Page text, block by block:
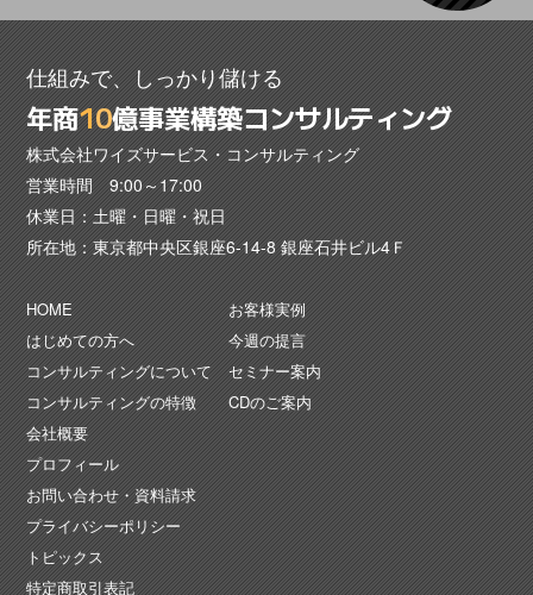
仕組みで、しっかり儲ける
年商10億事業構築コンサルティング
株式会社ワイズサービス・コンサルティング
営業時間 9:00～17:00
休業日：土曜・日曜・祝日
所在地：東京都中央区銀座6-14-8 銀座石井ビル4Ｆ
HOME
はじめての方へ
コンサルティングについて
コンサルティングの特徴
お客様実例
今週の提言
セミナー案内
CDのご案内
会社概要
プロフィール
お問い合わせ・資料請求
プライバシーポリシー
トピックス
特定商取引表記